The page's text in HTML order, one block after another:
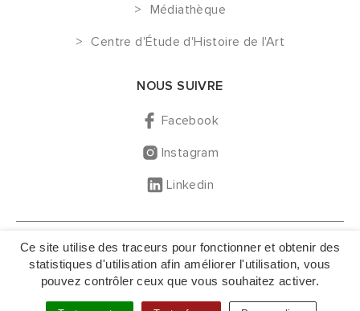
Ce site utilise des traceurs pour fonctionner et obtenir des
statistiques d'utilisation afin améliorer l'utilisation, vous
pouvez contrôler ceux que vous souhaitez activer.
Médiathèque
Centre d'Étude d'Histoire de l'Art
NOUS SUIVRE
Facebook
Instagram
Linkedin
GESTION DES COOKIES
MENTIONS LÉGALES
NOUS CONTACTER
PLAN DU SITE